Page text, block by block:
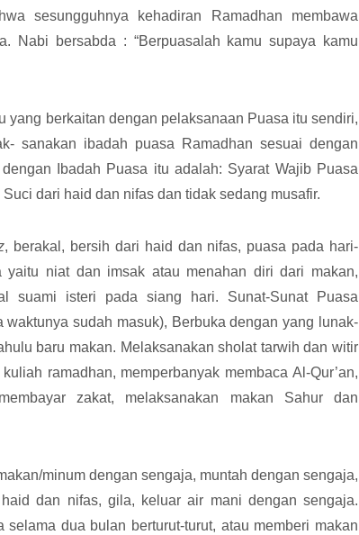
sesungguhnya kehadiran Ramadhan membawa
Nabi bersabda : “Berpuasalah kamu supaya kamu
yang berkaitan dengan pelaksanaan Puasa itu sendiri,
sanakan ibadah puasa Ramadhan sesuai dengan
Ibadah Puasa itu adalah: Syarat Wajib Puasa
dari haid dan nifas dan tidak sedang musafir.
, berakal, bersih dari haid dan nifas, puasa pada hari-
niat dan imsak atau menahan diri dari makan,
suami isteri pada siang hari. Sunat-Sunat Puasa
sudah masuk), Berbuka dengan yang lunak-
baru makan. Melaksanakan sholat tarwih dan witir
ramadhan, memperbanyak membaca Al-Qur’an,
zakat, melaksanakan makan Sahur dan
minum dengan sengaja, muntah dengan sengaja,
dan nifas, gila, keluar air mani dengan sengaja.
dua bulan berturut-turut, atau memberi makan